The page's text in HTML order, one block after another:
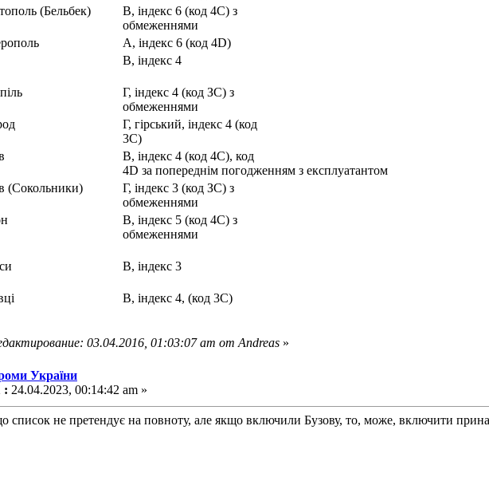
(Бельбек)
В, індекс 6 (код 4С) з
обмеженнями
А, індекс 6 (код 4D)
В, індекс 4
Г, індекс 4 (код ЗС) з
обмеженнями
Г, гірський, індекс 4 (код
3С)
В, індекс 4 (код 4С), код
4D за попереднім погодженням з експлуатантом
(Сокольники)
Г, індекс 3 (код ЗС) з
обмеженнями
В, індекс 5 (код 4С) з
обмеженнями
В, індекс 3
В, індекс 4, (код 3С)
03.04.2016, 01:03:07 am от Andreas »
України
: 24.04.2023, 00:14:42 am »
список не претендує на повноту, але якщо включили Бузову, то, може, включити